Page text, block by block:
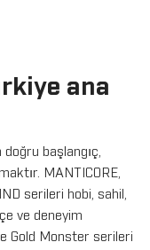
ana
başlangıç,
MANTICORE,
serileri hobi, sahil,
ve deneyim
Gold Monster serileri